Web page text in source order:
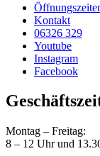
Kontakt
06326 329
Youtube
Instagram
Facebook
Montag – Freitag:
8 – 12 Uhr und